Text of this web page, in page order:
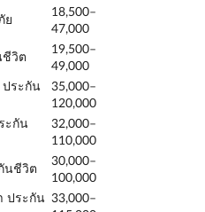
ย
18,500–
47,000
ชีวิต
19,500–
49,000
ระกัน
35,000–
120,000
ะกัน
32,000–
110,000
นชีวิต
30,000–
100,000
ประกัน 33,000–